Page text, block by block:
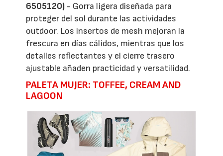
6505120) - Gorra ligera diseñada para
proteger del sol durante las actividades
outdoor. Los insertos de mesh mejoran la
frescura en días cálidos, mientras que los
detalles reflectantes y el cierre trasero
ajustable añaden practicidad y versatilidad.
PALETA MUJER: TOFFEE, CREAM AND
LAGOON